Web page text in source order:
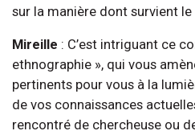
sur la manière dont survient
Mireille : C’est intriguant ce
ethnographie », qui vous
pertinents pour vous à la
de vos connaissances
rencontré de chercheuse ou